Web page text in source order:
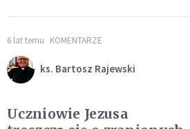
6 lat temu KOMENTARZE
ks. Bartosz Rajewski
Uczniowie Jezusa